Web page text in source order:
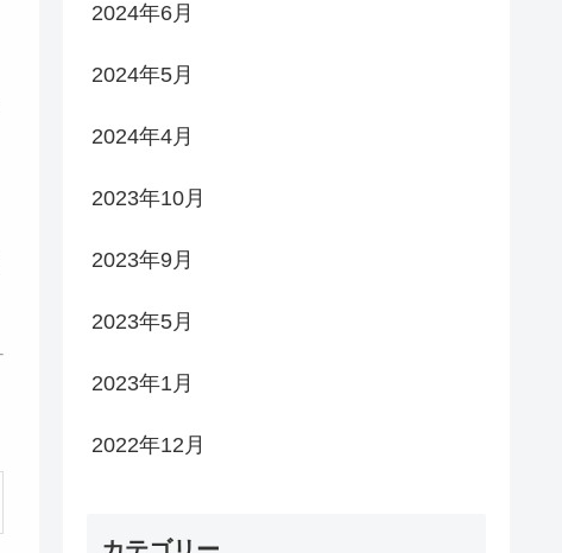
2024年6月
2024年5月
2024年4月
2023年10月
2023年9月
2023年5月
2023年1月
2022年12月